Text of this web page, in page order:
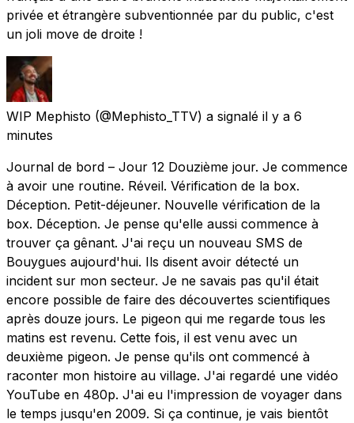
privée et étrangère subventionnée par du public, c'est
un joli move de droite !
WIP Mephisto (@Mephisto_TTV) a signalé il y a 6
minutes
Journal de bord – Jour 12 Douzième jour. Je commence
à avoir une routine. Réveil. Vérification de la box.
Déception. Petit-déjeuner. Nouvelle vérification de la
box. Déception. Je pense qu'elle aussi commence à
trouver ça gênant. J'ai reçu un nouveau SMS de
Bouygues aujourd'hui. Ils disent avoir détecté un
incident sur mon secteur. Je ne savais pas qu'il était
encore possible de faire des découvertes scientifiques
après douze jours. Le pigeon qui me regarde tous les
matins est revenu. Cette fois, il est venu avec un
deuxième pigeon. Je pense qu'ils ont commencé à
raconter mon histoire au village. J'ai regardé une vidéo
YouTube en 480p. J'ai eu l'impression de voyager dans
le temps jusqu'en 2009. Si ça continue, je vais bientôt